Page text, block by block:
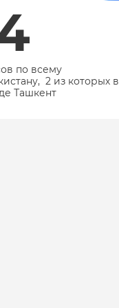
по всему
2 из которых в
Ташкент